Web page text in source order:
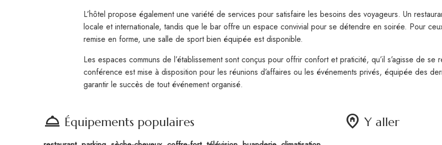
L’hôtel propose également une variété de services pour satisfaire les besoins des voyageurs. Un
locale et internationale, tandis que le bar offre un espace convivial pour se détendre en soirée. Pour
remise en forme, une salle de sport bien équipée est disponible.
Les espaces communs de l’établissement sont conçus pour offrir confort et praticité, qu’il s’agisse de se
conférence est mise à disposition pour les réunions d’affaires ou les événements privés, équipée des
garantir le succès de tout événement organisé.
room_service Équipements populaires home_pin Y aller